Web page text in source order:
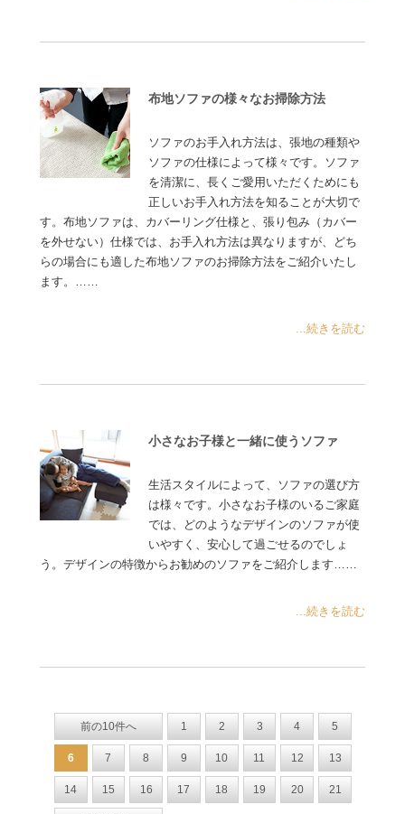
布地ソファの様々なお掃除方法
ソファのお手入れ方法は、張地の種類や
ソファの仕様によって様々です。ソファ
を清潔に、長くご愛用いただくためにも
正しいお手入れ方法を知ることが大切で
す。布地ソファは、カバーリング仕様と、張り包み（カバー
を外せない）仕様では、お手入れ方法は異なりますが、どち
らの場合にも適した布地ソファのお掃除方法をご紹介いたし
ます。……
...続きを読む
小さなお子様と一緒に使うソファ
生活スタイルによって、ソファの選び方
は様々です。小さなお子様のいるご家庭
では、どのようなデザインのソファが使
いやすく、安心して過ごせるのでしょ
う。デザインの特徴からお勧めのソファをご紹介します……
...続きを読む
前の10件へ 1 2 3 4 5
6 7 8 9 10 11 12 13
14 15 16 17 18 19 20 21